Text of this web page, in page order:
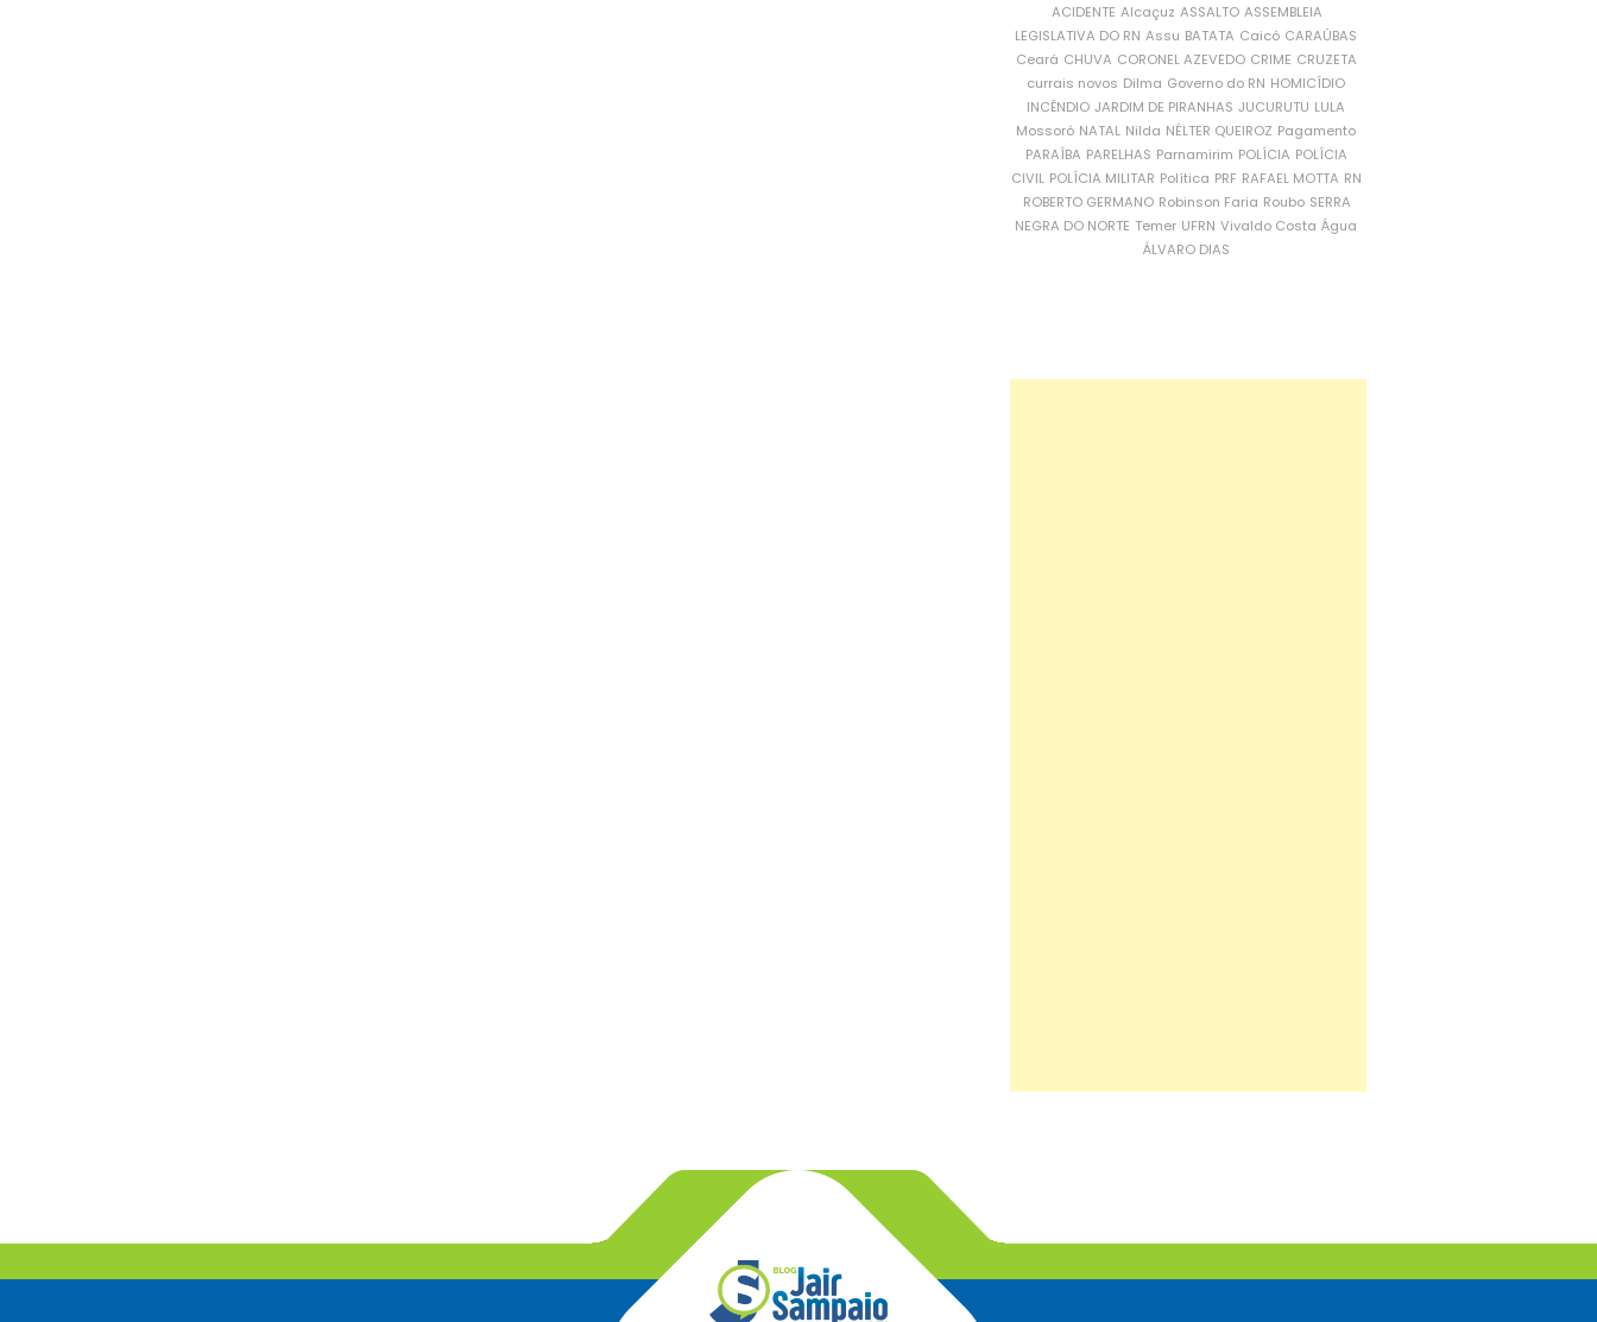
ACIDENTE Alcaçuz ASSALTO ASSEMBLEIA
LEGISLATIVA DO RN Assu BATATA Caicó CARAÚBAS
Ceará CHUVA CORONEL AZEVEDO CRIME CRUZETA
currais novos Dilma Governo do RN HOMICÍDIO
INCÊNDIO JARDIM DE PIRANHAS JUCURUTU LULA
Mossoró NATAL Nilda NÉLTER QUEIROZ Pagamento
PARAÍBA PARELHAS Parnamirim POLÍCIA POLÍCIA
CIVIL POLÍCIA MILITAR Política PRF RAFAEL MOTTA RN
ROBERTO GERMANO Robinson Faria Roubo SERRA
NEGRA DO NORTE Temer UFRN Vivaldo Costa Água
ÁLVARO DIAS